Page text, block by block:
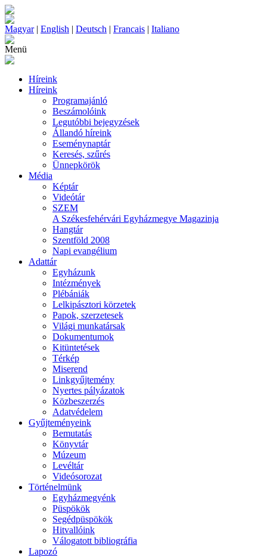
Magyar| English | Deutsch | Francais | Italiano
Menü
Híreink
Híreink
Programajánló
Beszámolóink
Legutóbbi bejegyzések
Állandó híreink
Eseménynaptár
Keresés, szűrés
Ünnepkörök
Média
Képtár
Videótár
SZEM
A Székesfehérvári Egyházmegye Magazinja
Hangtár
Szentföld 2008
Napi evangélium
Adattár
Egyházunk
Intézmények
Plébániák
Lelkipásztori körzetek
Papok, szerzetesek
Világi munkatársak
Dokumentumok
Kitüntetések
Térkép
Miserend
Linkgyűjtemény
Nyertes pályázatok
Közbeszerzés
Adatvédelem
Gyűjteményeink
Bemutatás
Könyvtár
Múzeum
Levéltár
Videósorozat
Történelmünk
Egyházmegyénk
Püspökök
Segédpüspökök
Hitvallóink
Válogatott bibliográfia
Lapozó